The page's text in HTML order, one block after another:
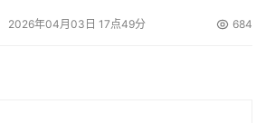
2026年04月03日 17点49分 684